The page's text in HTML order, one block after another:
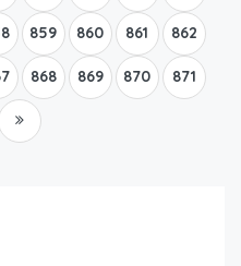
859 860 861 862
868 869 870 871